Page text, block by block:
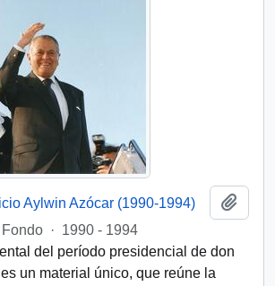
Aylwin Azócar (1990-1994)
Fondo · 1990 - 1994
del período presidencial de don
un material único, que reúne la